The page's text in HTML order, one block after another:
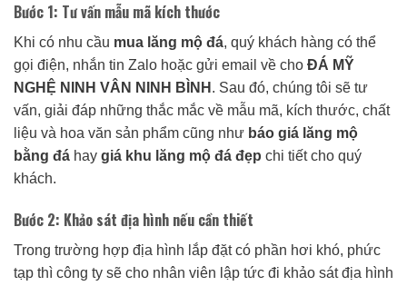
Bước 1: Tư vấn mẫu mã kích thước
Khi có nhu cầu mua lăng mộ đá, quý khách hàng có thể
gọi điện, nhắn tin Zalo hoặc gửi email về cho ĐÁ MỸ
NGHỆ NINH VÂN NINH BÌNH . Sau đó, chúng tôi sẽ tư
vấn, giải đáp những thắc mắc về mẫu mã, kích thước, chất
liệu và hoa văn sản phẩm cũng như báo giá lăng mộ
bằng đá hay giá khu lăng mộ đá đẹp chi tiết cho quý
khách.
Bước 2: Khảo sát địa hình nếu cần thiết
Trong trường hợp địa hình lắp đặt có phần hơi khó, phức
tạp thì công ty sẽ cho nhân viên lập tức đi khảo sát địa hình